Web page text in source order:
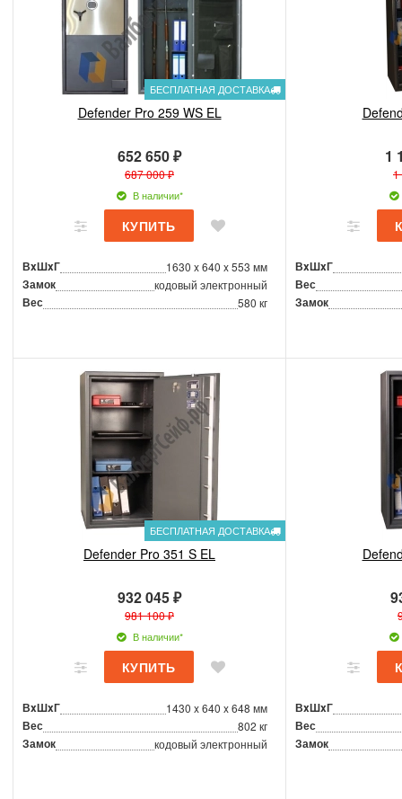
БЕСПЛАТНАЯ ДОСТАВКА
Defender Pro 259 WS EL
652 650 ₽
687 000 ₽
В наличии*
ВxШxГ 1630 x 640 x 553 мм
Замок кодовый электронный
Вес 580 кг
1
1
ВxШxГ
Вес
Замок
БЕСПЛАТНАЯ ДОСТАВКА
Defender Pro 351 S EL
932 045 ₽
981 100 ₽
В наличии*
ВxШxГ 1430 x 640 x 648 мм
Вес 802 кг
Замок кодовый электронный
ВxШxГ
Вес
Замок